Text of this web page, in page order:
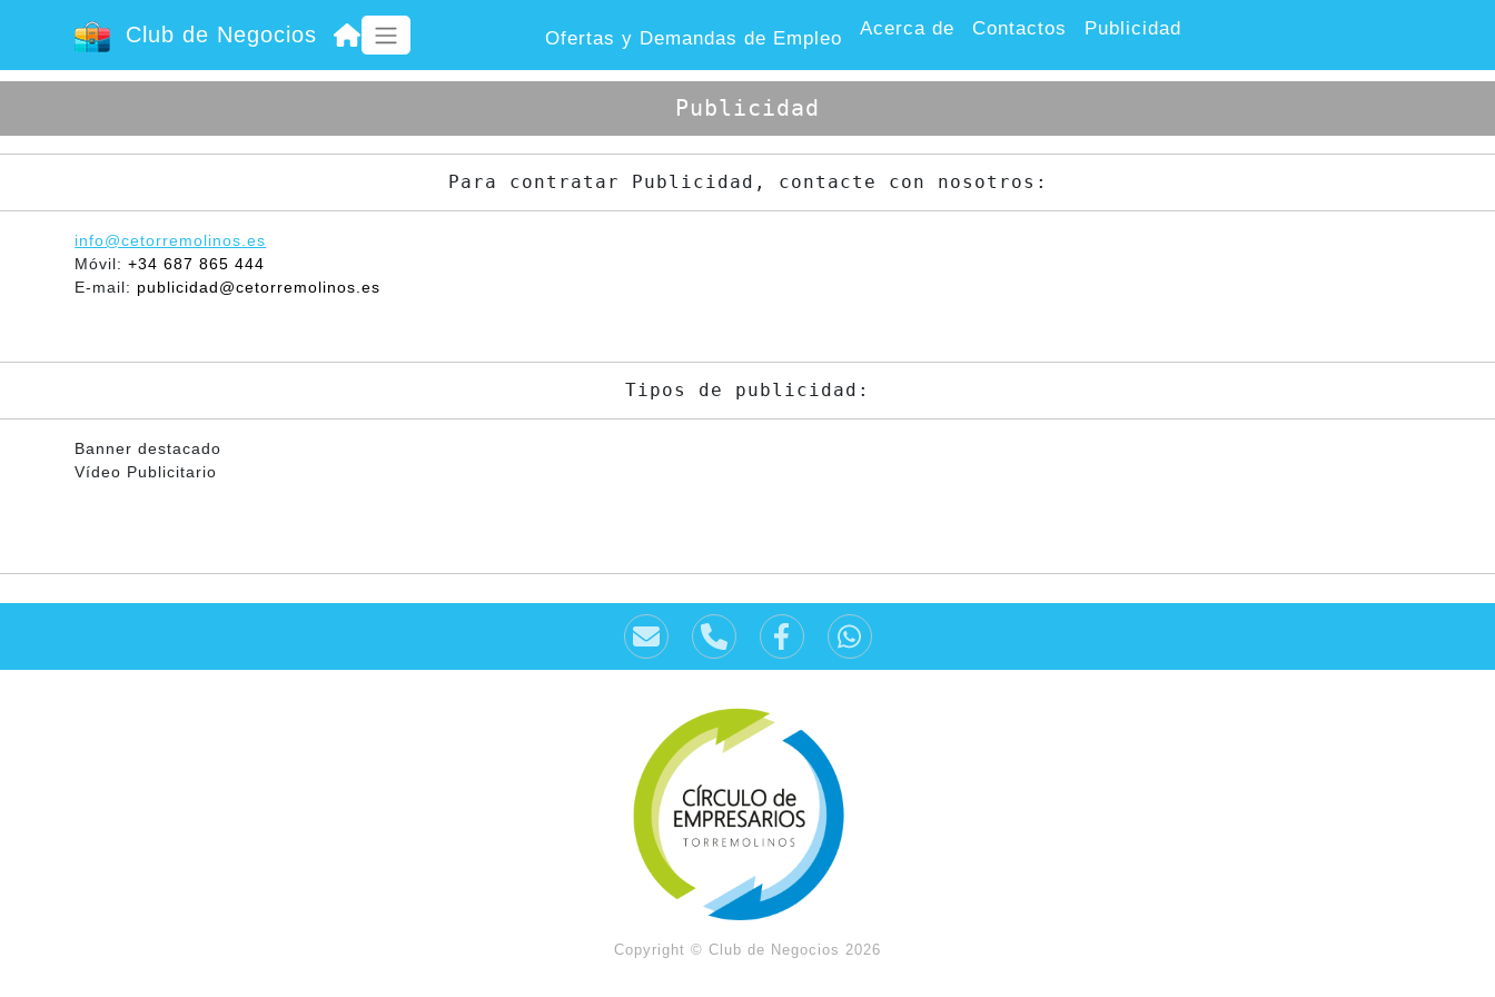
Club de Negocios Ofertas y Demandas de Empleo Acerca de Contactos Publicidad
Publicidad
Para contratar Publicidad, contacte con nosotros:
info@cetorremolinos.es
Móvil:+34 687 865 444
E-mail: publicidad@cetorremolinos.es
Tipos de publicidad:
Banner destacado
Vídeo Publicitario
Copyright © Club de Negocios 2026